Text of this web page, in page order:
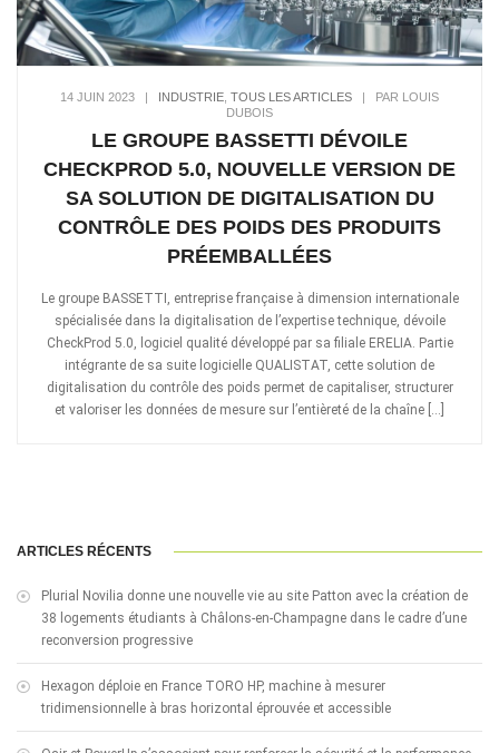
14 JUIN 2023 | INDUSTRIE TOUS LES ARTICLES | PAR LOUIS
DUBOIS
LE GROUPE BASSETTI DÉVOILE
CHECKPROD 5.0, NOUVELLE VERSION DE
SA SOLUTION DE DIGITALISATION DU
CONTRÔLE DES POIDS DES PRODUITS
PRÉEMBALLÉES
Le groupe BASSETTI, entreprise française à dimension internationale
spécialisée dans la digitalisation de l’expertise technique, dévoile
CheckProd 5.0, logiciel qualité développé par sa filiale ERELIA. Partie
intégrante de sa suite logicielle QUALISTAT, cette solution de
digitalisation du contrôle des poids permet de capitaliser, structurer
et valoriser les données de mesure sur l’entièreté de la chaîne […]
ARTICLES RÉCENTS
Plurial Novilia donne une nouvelle vie au site Patton avec la création de
38 logements étudiants à Châlons-en-Champagne dans le cadre d’une
reconversion progressive
Hexagon déploie en France TORO HP, machine à mesurer
tridimensionnelle à bras horizontal éprouvée et accessible